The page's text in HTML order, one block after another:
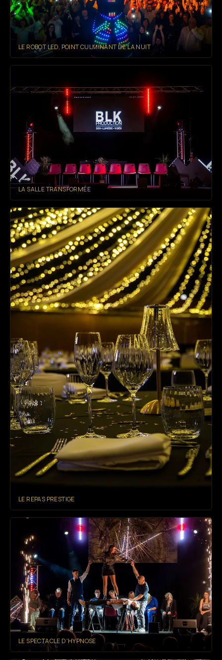
LE ROBOT LED, POINT CULMINANT DE LA NUIT
LA SALLE TRANSFORMÉE
LE REPAS PRESTIGE
LE SPECTACLE D'HYPNOSE